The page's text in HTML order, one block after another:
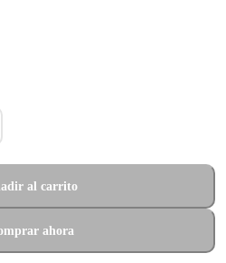
al carrito
ahora